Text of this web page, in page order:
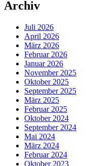
Archiv
Juli 2026
April 2026
März 2026
Februar 2026
Januar 2026
November 2025
Oktober 2025
September 2025
März 2025
Februar 2025
Oktober 2024
September 2024
Mai 2024
März 2024
Februar 2024
Oktober 2023